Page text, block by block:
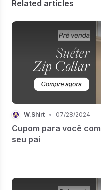
Related articles
W.Shirt • 07/28/2024
Cupom para você
seu pai